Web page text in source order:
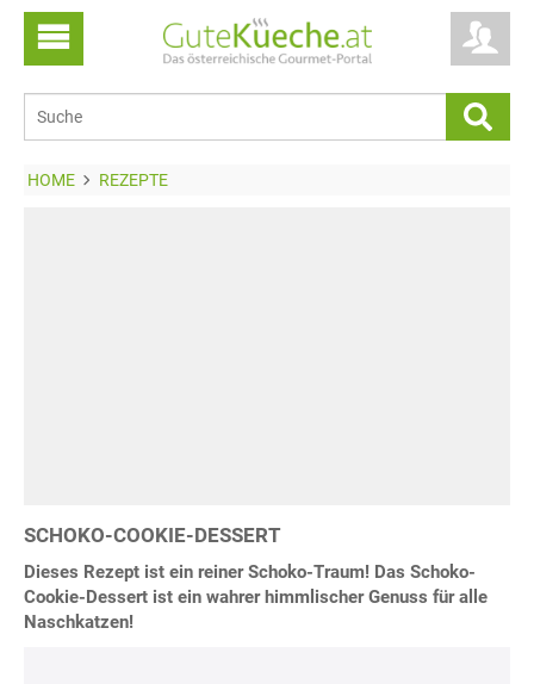
HOME REZEPTE
SCHOKO-COOKIE-DESSERT
Dieses Rezept ist ein reiner Schoko-Traum! Das Schoko-
Cookie-Dessert ist ein wahrer himmlischer Genuss für alle
Naschkatzen!